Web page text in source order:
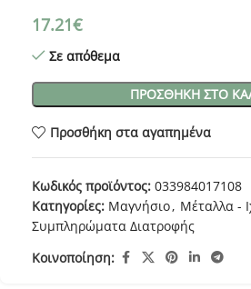
17.21€
Σε απόθεμα
ΠΡΟΣΘΉΚΗ ΣΤΟ
Προσθήκη στα αγαπημένα
Κωδικός προϊόντος: 033984017108
Κατηγορίες: Μαγνήσιο, Μέταλλα -
Συμπληρώματα Διατροφής
Κοινοποίηση: